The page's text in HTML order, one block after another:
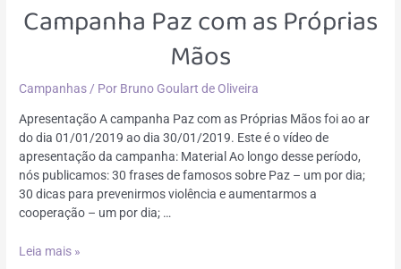
Campanha Paz com as Próprias
Mãos
Campanhas/ Por Bruno Goulart de Oliveira
Apresentação A campanha Paz com as Próprias Mãos foi ao ar
do dia 01/01/2019 ao dia 30/01/2019. Este é o vídeo de
apresentação da campanha: Material Ao longo desse período,
nós publicamos: 30 frases de famosos sobre Paz – um por dia;
30 dicas para prevenirmos violência e aumentarmos a
cooperação – um por dia; …
Leia mais »